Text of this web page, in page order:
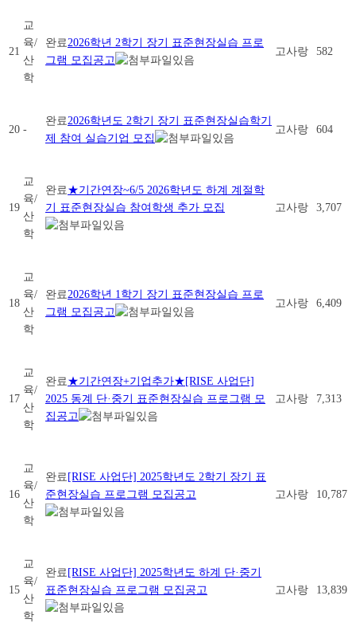
21
교
육/
산
학
완료 2026학년 2학기 장기 표준현장실습 프로
그램 모집공고
고사랑 582
20 -
완료 2026학년도 2학기 장기 표준현장실습학기
제 참여 실습기업 모집
고사랑 604
19
교
육/
산
학
완료 ★기간연장~6/5 2026학년도 하계 계절학
기 표준현장실습 참여학생 추가 모집
고사랑 3,707
18
교
육/
산
학
완료 2026학년 1학기 장기 표준현장실습 프로
그램 모집공고
고사랑 6,409
17
교
육/
산
학
완료 ★기간연장+기업추가★[RISE 사업단]
2025 동계 단·중기 표준현장실습 프로그램 모
집공고
고사랑 7,313
16
교
육/
산
학
완료 [RISE 사업단] 2025학년도 2학기 장기 표
준현장실습 프로그램 모집공고
고사랑 10,787
15
교
육/
산
학
완료 [RISE 사업단] 2025학년도 하계 단·중기
표준현장실습 프로그램 모집공고
고사랑 13,839